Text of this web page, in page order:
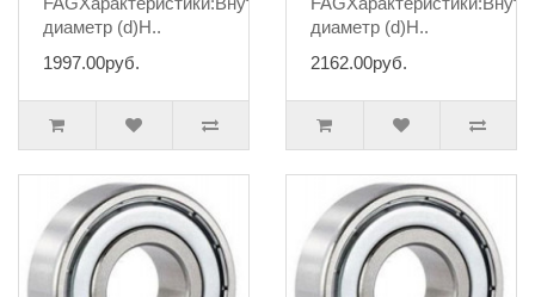
диаметр (d)Н..
1997.00руб.
диаметр (d)Н..
2162.00руб.